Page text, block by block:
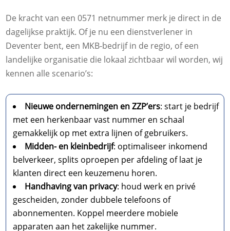
De kracht van een 0571 netnummer merk je direct in de
dagelijkse praktijk. Of je nu een dienstverlener in
Deventer bent, een MKB-bedrijf in de regio, of een
landelijke organisatie die lokaal zichtbaar wil worden, wij
kennen alle scenario’s:
Nieuwe ondernemingen en ZZP’ers: start je bedrijf
met een herkenbaar vast nummer en schaal
gemakkelijk op met extra lijnen of gebruikers.
Midden- en kleinbedrijf: optimaliseer inkomend
belverkeer, splits oproepen per afdeling of laat je
klanten direct een keuzemenu horen.
Handhaving van privacy: houd werk en privé
gescheiden, zonder dubbele telefoons of
abonnementen. Koppel meerdere mobiele
apparaten aan het zakelijke nummer.